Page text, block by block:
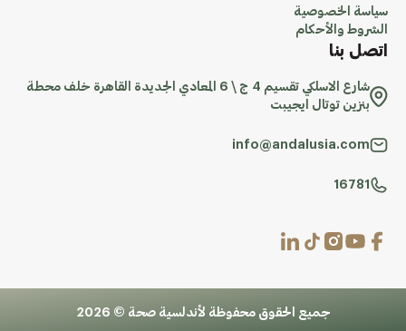
سياسة الخصوصية
الشروط والأحكام
اتصل بنا
شارع الاسلكي تقسيم 4 ج \ 6 المعادي الجديدة القاهرة خلف محطة
بنزين توتال ايجيبت
info@andalusia.com
16781
جميع الحقوق محفوظة لأندلسية صحة © 2026